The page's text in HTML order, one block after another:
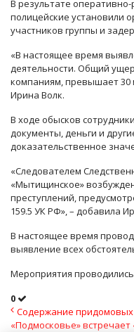
В результате
полицейские установили
участников группы и
«В настоящее время
деятельности. Общий
компаниям, превышает 30
Ирина Волк.
В ходе обысков
документы, деньги и
доказательственное
«Следователем
«Мытищинское»
преступлений,
159.5 УК РФ», – добавила
В настоящее время
выявление всех
Мероприятия
0
Содержание
«Подмосковье»